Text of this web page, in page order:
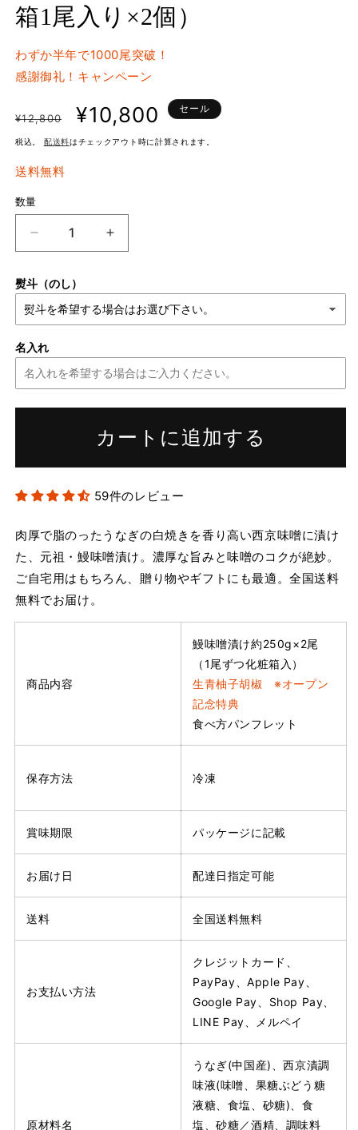
ィ
ア
を
開
く
箱1尾入り×2個）
わずか半年で1000尾突破！
感謝御礼！キャンペーン
通
常
価
格
¥12,800
セ
ー
価
¥10,800 セール
税込。 配送料はチェックアウト時に計算されます。
送料無料
数量
鰻
味
噌
け
「松」
（一
入
り
×2
の
数
量
を
減
元
味
噌
け
「松」
（一
1
尾
入
り
×2
の
数
量
増
熨斗（のし）
名入れ
カートに追加する
59件のレビュー
肉厚で脂のったうなぎの白焼きを香り高い西京味噌に漬け
た、元祖・鰻味噌漬け。濃厚な旨みと味噌のコクが絶妙。
ご自宅用はもちろん、贈り物やギフトにも最適。全国送料
無料でお届け。
商品内容
鰻味噌漬け約250g×2尾
（1尾ずつ化粧箱入）
生青柚子胡椒 ※オープン
記念特典
食べ方パンフレット
保存方法 冷凍
賞味期限 パッケージに記載
お届け日 配達日指定可能
送料 全国送料無料
お支払い方法
クレジットカード、
PayPay、Apple Pay、
Google Pay、Shop Pay、
LINE Pay、メルペイ
原材料名
うなぎ(中国産)、西京漬調
味液(味噌、果糖ぶどう糖
液糖、食塩、砂糖)、食
塩、砂糖／酒精、調味料